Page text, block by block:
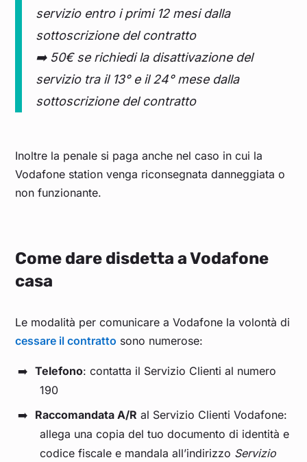
servizio entro i primi 12 mesi dalla
sottoscrizione del contratto
➡️ 50€ se richiedi la disattivazione del
servizio tra il 13° e il 24° mese dalla
sottoscrizione del contratto
Inoltre la penale si paga anche nel caso in cui la
Vodafone station venga riconsegnata danneggiata o
non funzionante.
Come dare disdetta a Vodafone
casa
Le modalità per comunicare a Vodafone la volontà di
cessare il contratto sono numerose:
Telefono: contatta il Servizio Clienti al numero
190
Raccomandata A/R al Servizio Clienti Vodafone:
allega una copia del tuo documento di identità e
codice fiscale e mandala all’indirizzo Servizio